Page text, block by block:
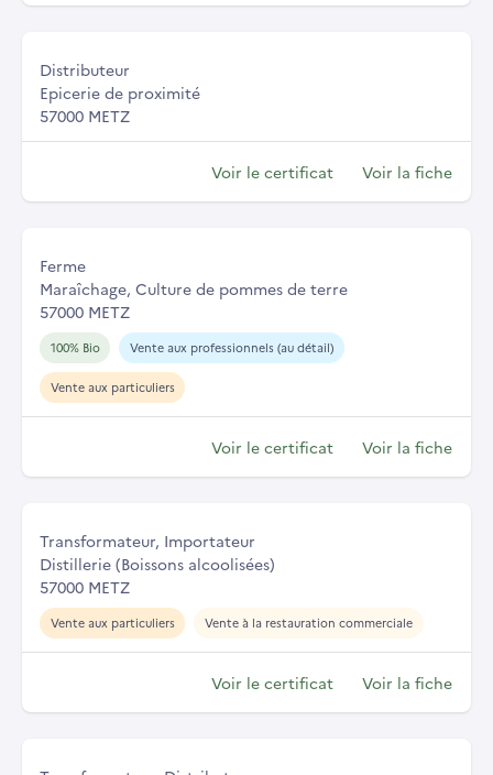
Distributeur
Epicerie de proximité
57000 METZ
Voir le certificat Voir la fiche
Ferme
Maraîchage, Culture de pommes de terre
57000 METZ
100% Bio Vente aux professionnels (au détail)
Vente aux particuliers
Voir le certificat Voir la fiche
Transformateur, Importateur
Distillerie (Boissons alcoolisées)
57000 METZ
Vente aux particuliers Vente à la restauration commerciale
Voir le certificat Voir la fiche